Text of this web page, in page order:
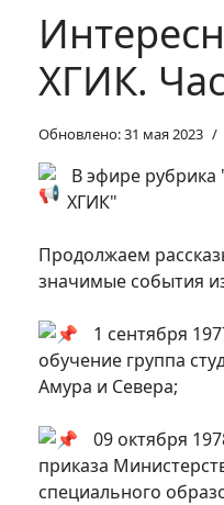
ХГИК.
Обновлено: 31 мая 2023
В эфире
ХГИК"
Продолжаем
значимые события
1 сентября
обучение группа
Амура и Севера;
09 октября
приказа
специального